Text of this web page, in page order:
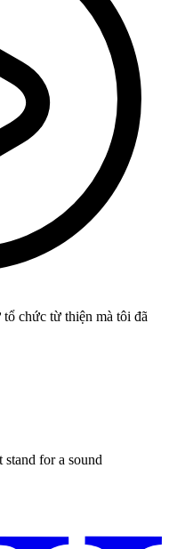
tổ chức từ thiện mà tôi đã
stand for a sound